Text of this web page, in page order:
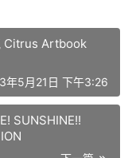
Citrus Artbook
年5月21日 下午3:26
SUNSHINE!!